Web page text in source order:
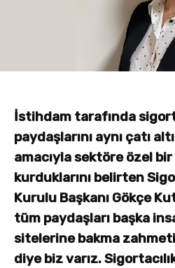
İstihdam tarafında
paydaşlarını aynı çatı
amacıyla sektöre özel
kurduklarını belirten
Kurulu Başkanı Gökçe
tüm paydaşları başka
sitelerine bakma
diye biz varız.